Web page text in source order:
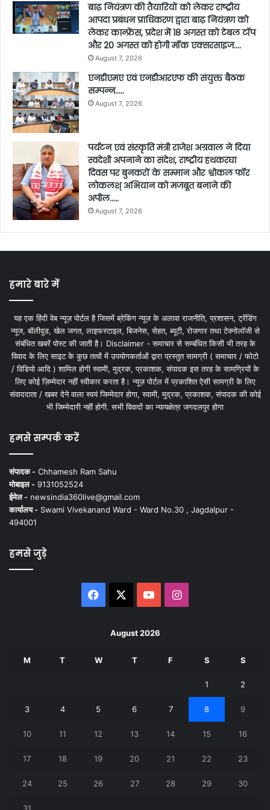
बाढ़ नियंत्रण की तैयारियों को लेकर राष्ट्रीय
आपदा प्रबंधन प्राधिकरण द्वारा बाढ़ नियंत्रण को
लेकर कान्फ्रेंस, प्रदेश में 18 अगस्त को टेबल टॉप
और 20 अगस्त को होगी मॉक एक्सरसाइज….
August 7, 2026
एनडीएमए एवं एनडीआरएफ की संयुक्त बैठक
सम्पन्न…..
August 7, 2026
पर्यटन एवं संस्कृति मंत्री राजेश अग्रवाल ने दिया
स्वदेशी अपनाने का संदेश, राष्ट्रीय हथकरघा
दिवस पर बुनकरों के सम्मान और श्वोकल फॉर
लोकलश् अभियान को मजबूत बनाने की
अपील…..
August 7, 2026
हमारे बारे में
यह एक हिंदी वेब न्यूज़ पोर्टल है जिसमें ब्रेकिंग न्यूज़ के अलावा राजनीति, प्रशासन, ट्रेंडिंग
न्यूज, बॉलीवुड, खेल जगत, लाइफस्टाइल, बिजनेस, सेहत, ब्यूटी, रोजगार तथा टेक्नोलॉजी से
संबंधित खबरें पोस्ट की जाती है। Disclaimer - समाचार से सम्बंधित किसी भी तरह के
विवाद के लिए साइट के कुछ तत्वों में उपयोगकर्ताओं द्वारा प्रस्तुत सामग्री ( समाचार / फोटो
/ विडियो आदि ) शामिल होगी स्वामी, मुद्रक, प्रकाशक, संपादक इस तरह के सामग्रियों के
लिए कोई ज़िम्मेदार नहीं स्वीकार करता है। न्यूज़ पोर्टल में प्रकाशित ऐसी सामग्री के लिए
संवाददाता / खबर देने वाला स्वयं जिम्मेदार होगा, स्वामी, मुद्रक, प्रकाशक, संपादक की कोई
भी जिम्मेदारी नहीं होगी. सभी विवादों का न्यायक्षेत्र जगदलपुर होगा
हमसे सम्पर्क करें
संपादक - Chhamesh Ram Sahu
मोबाइल - 9131052524
ईमेल - newsindia360live@gmail.com
कार्यालय - Swami Vivekanand Ward - Ward No.30 , Jagdalpur -
494001
हमसे जुड़े
Facebook YouTubeInstagram
August 2026
M T W T F S S
1 2
3 4 5 6 7 8 9
10 11 12 13 14 15 16
17 18 19 20 21 22 23
24 25 26 27 28 29 30
31